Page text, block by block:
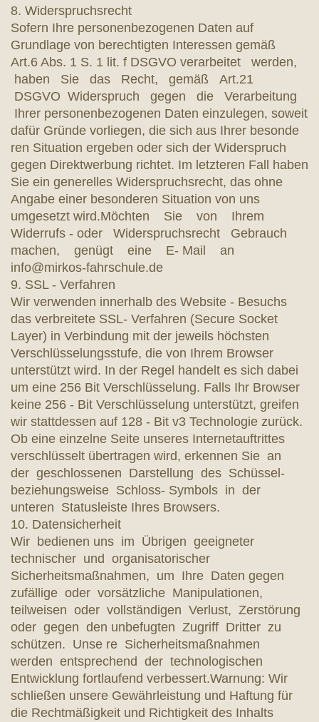
8. Widerspruchsrecht
Sofern Ihre personenbezogenen Daten auf
Grundlage von berechtigten Interessen gemäß
Art.6 Abs. 1 S. 1 lit. f DSGVO verarbeitet werden,
haben Sie das Recht, gemäß Art.21
DSGVO Widerspruch gegen die Verarbeitung
Ihrer personenbezogenen Daten einzulegen, soweit
dafür Gründe vorliegen, die sich aus Ihrer besonde
ren Situation ergeben oder sich der Widerspruch
gegen Direktwerbung richtet. Im letzteren Fall haben
Sie ein generelles Widerspruchsrecht, das ohne
Angabe einer besonderen Situation von uns
umgesetzt wird.Möchten Sie von Ihrem
Widerrufs - oder Widerspruchsrecht Gebrauch
machen, genügt eine E- Mail an
info@mirkos-fahrschule.de
9. SSL - Verfahren
Wir verwenden innerhalb des Website - Besuchs
das verbreitete SSL- Verfahren (Secure Socket
Layer) in Verbindung mit der jeweils höchsten
Verschlüsselungsstufe, die von Ihrem Browser
unterstützt wird. In der Regel handelt es sich dabei
um eine 256 Bit Verschlüsselung. Falls Ihr Browser
keine 256 - Bit Verschlüsselung unterstützt, greifen
wir stattdessen auf 128 - Bit v3 Technologie zurück.
Ob eine einzelne Seite unseres Internetauftrittes
verschlüsselt übertragen wird, erkennen Sie an
der geschlossenen Darstellung des Schüssel-
beziehungsweise Schloss- Symbols in der
unteren Statusleiste Ihres Browsers.
10. Datensicherheit
Wir bedienen uns im Übrigen geeigneter
technischer und organisatorischer
Sicherheitsmaßnahmen, um Ihre Daten gegen
zufällige oder vorsätzliche Manipulationen,
teilweisen oder vollständigen Verlust, Zerstörung
oder gegen den unbefugten Zugriff Dritter zu
schützen. Unse re Sicherheitsmaßnahmen
werden entsprechend der technologischen
Entwicklung fortlaufend verbessert.Warnung: Wir
schließen unsere Gewährleistung und Haftung für
die Rechtmäßigkeit und Richtigkeit des Inhalts